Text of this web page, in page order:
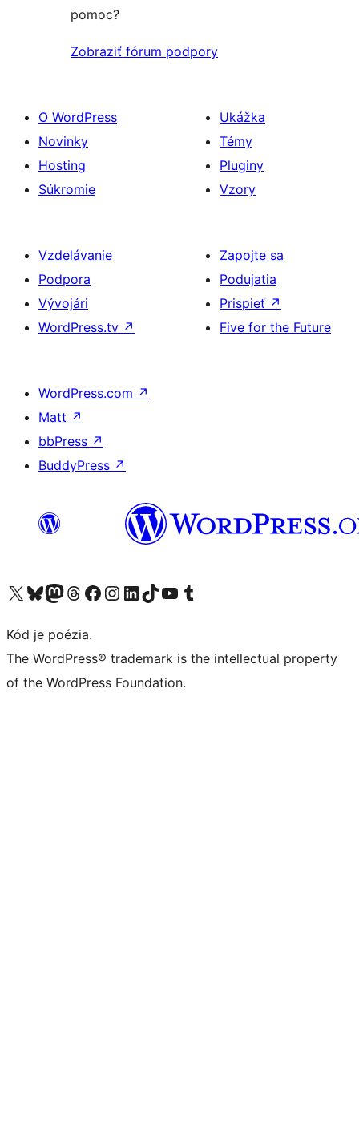
pomoc?
Zobraziť fórum podpory
O WordPress
Novinky
Hosting
Súkromie
Ukážka
Témy
Pluginy
Vzory
Vzdelávanie
Podpora
Vývojári
WordPress.tv ↗
Zapojte sa
Podujatia
Prispieť ↗
Five for the Future
WordPress.com ↗
Matt ↗
bbPress ↗
BuddyPress ↗
Navštívte náš účet na X (predtým Twitter)
Navštívte náš účet na platforme Bluesky
Navštívte náš účet na Mastodone
Navštívte náš účet na platforme Threads
Navštívte našu stránku na Facebooku
Navštívte náš účet Instagram
Navštívte náš účet LinkedIn
Navštívte náš účet na platforme TikTok
Navštívte náš kanál YouTube
Navštívte náš účet na platforme Tumblr
Kód je poézia.
The WordPress® trademark is the intellectual property
of the WordPress Foundation.